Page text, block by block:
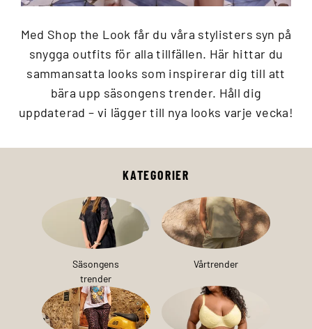
Med Shop the Look får du våra stylisters syn på
snygga outfits för alla tillfällen. Här hittar du
sammansatta looks som inspirerar dig till att
bära upp säsongens trender. Håll dig
uppdaterad – vi lägger till nya looks varje vecka!
KATEGORIER
Säsongens
trender
Vårtrender